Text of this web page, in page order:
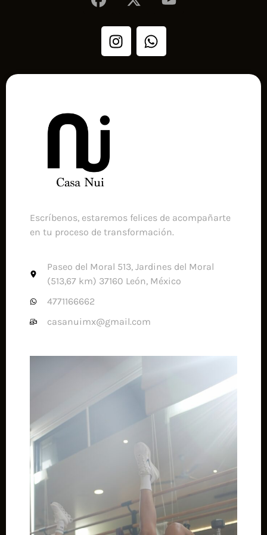
Escríbenos, estaremos felices de acompañarte
en tu proceso de transformación.
Paseo del Moral 513, Jardines del Moral
(513,67 km) 37160 León, México
4771166662
casanuimx@gmail.com